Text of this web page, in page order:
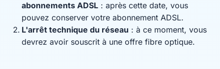
abonnements ADSL : après cette date, vous
pouvez conserver votre abonnement ADSL.
L'arrêt technique du réseau : à ce moment, vous
devrez avoir souscrit à une offre fibre optique.